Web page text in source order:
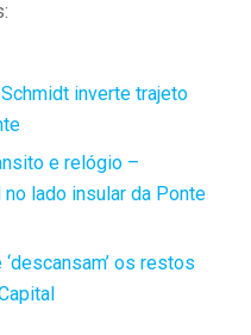
inverte trajeto
e relógio –
lado insular da Ponte
os restos